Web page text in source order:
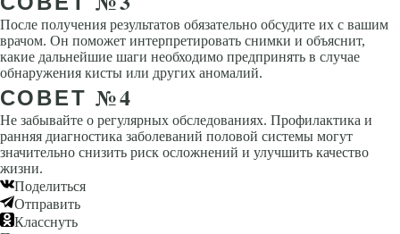
После получения результатов обязательно обсудите их с вашим
врачом. Он поможет интерпретировать снимки и объяснит,
какие дальнейшие шаги необходимо предпринять в случае
обнаружения кисты или других аномалий.
СОВЕТ №4
Не забывайте о регулярных обследованиях. Профилактика и
ранняя диагностика заболеваний половой системы могут
значительно снизить риск осложнений и улучшить качество
жизни.
Поделиться
Отправить
Класснуть